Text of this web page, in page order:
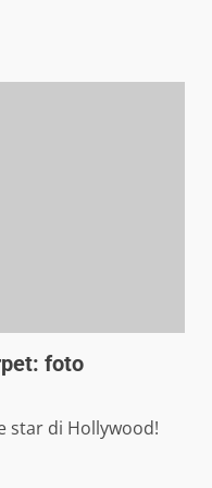
foto
star di Hollywood!